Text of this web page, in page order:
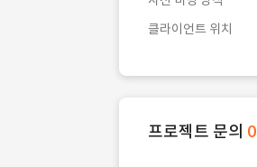
클라이언트 위치
프로젝트 문의 0